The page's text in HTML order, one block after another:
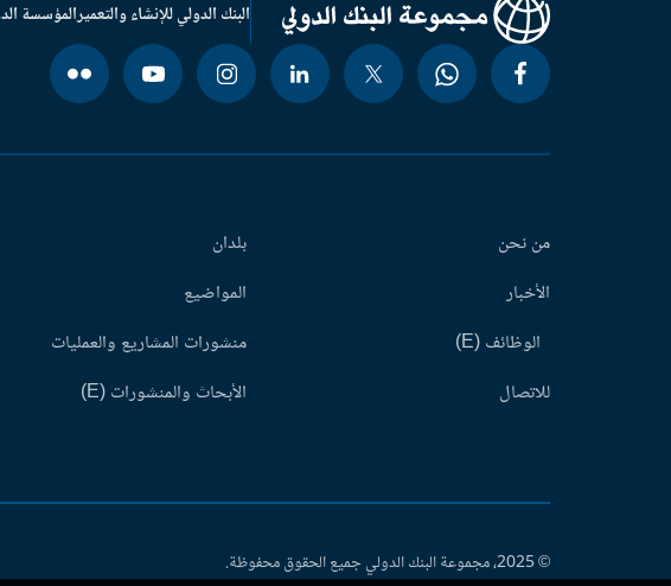
البنك الدولي للإنشاء والتعميرالمؤسسة
من نحن
الأخبار
الوظائف (E)
للاتصال
بلدان
المواضيع
منشورات المشاريع والعمليات
الأبحاث والمنشورات (E)
© 2025، مجموعة البنك الدولي جميع الحقوق محفوظة.